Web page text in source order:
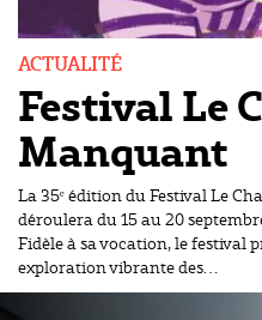
Festival Le
Manquant
ACTUALITÉ
La 35ᵉ édition du Festival Le
déroulera du 15 au 20
Fidèle à sa vocation, le festival
exploration vibrante des…